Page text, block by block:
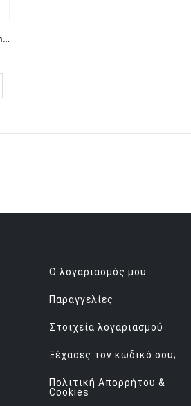
Ιμπέλερ για Mercury/Mariner/Honda
Ο λογαριασμός μου
Παραγγελίες
Στοιχεία λογαριασμού
Ξέχασες τον κωδικό σου;
Πολιτική Απορρήτου &
Cookies